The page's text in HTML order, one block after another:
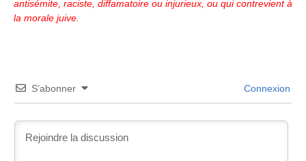
antisémite, raciste, diffamatoire ou injurieux, ou qui contrevient à
la morale juive.
S’abonner Connexion